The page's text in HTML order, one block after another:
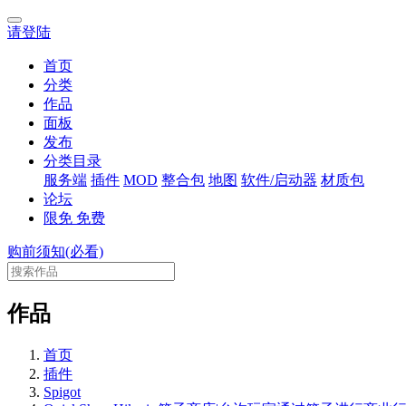
请登陆
首页
分类
作品
面板
发布
分类目录
服务端 插件 MOD 整合包 地图 软件/启动器 材质包
论坛
限免 免费
购前须知(必看)
作品
首页
插件
Spigot